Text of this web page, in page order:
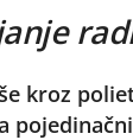
kroz